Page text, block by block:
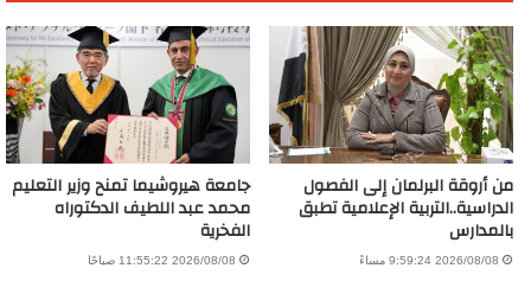
من أروقة البرلمان إلى الفصول
الدراسية..التربية الإعلامية تطبق
بالمدارس
2026/08/08 9:59:24 مساءً
جامعة هيروشيما تمنح وزير التعليم
محمد عبد اللطيف الدكتوراه
الفخرية
2026/08/08 11:55:22 صباحًا